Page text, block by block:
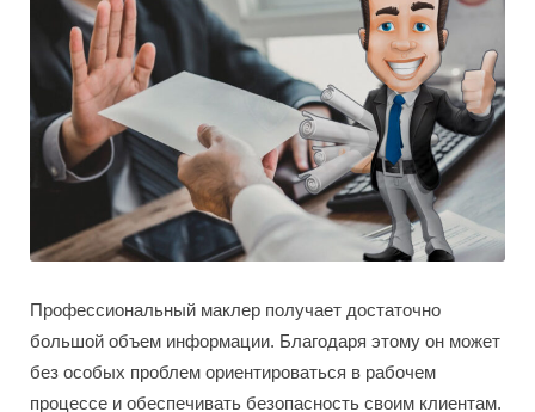
Профессиональный маклер получает достаточно
большой объем информации. Благодаря этому он может
без особых проблем ориентироваться в рабочем
процессе и обеспечивать безопасность своим клиентам.